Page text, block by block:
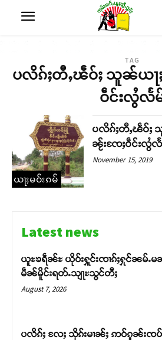
TAG
ပလိၵ်ႈတီႇၽဵဝ်ႈ သူၼ်ယႃ
ဝဵင်းလွႆလႅ
ယႃႈမဝ်းၵမ်
ပလိၵ်ႈတီႇၽဵဝ်ႈ
ၼႂ်းၸႄႈဝဵင်းလွႆ
November 15, 2019
Latest news
ယူႊၶရဵၼ်ႊ ယိုဝ်းႁူင်းၸၢၵ်ႈႁုင်ၼမ်ႉမ
မဵၼ်မိူင်းရတ်ႉသျႃႊသွင်တီႈ
August 7, 2026
ပလိၵ်ႈ လႄႈ သိုၵ်းမၢၼ်ႈ ဢဝ်ၵူၼ်းၸပ်